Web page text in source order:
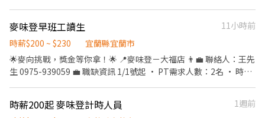
工作，而是一個願意一起學習、一起成長的團隊，我們很期待認識
你。
麥味登早班工讀生
11小時前
時薪$200 ~ $230
宜蘭縣宜蘭市
🌟麥向挑戰，獎金等你拿！🌟 📍麥味登－大福店 👨‍💼 聯絡人：王先
生 0975-939059 💼 職缺資訊 1/1號起 • PT需求人數：2名 • 時
績優異者老闆私人補助獎金） • 地點：宜蘭縣宜蘭市大福路二段
時薪200起 麥味登計時人員
1週前